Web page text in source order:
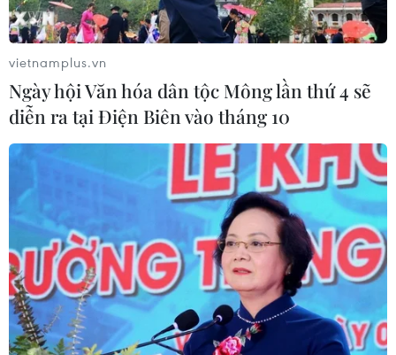
vietnamplus.vn
Ngày hội Văn hóa dân tộc Mông lần thứ 4 sẽ
diễn ra tại Điện Biên vào tháng 10